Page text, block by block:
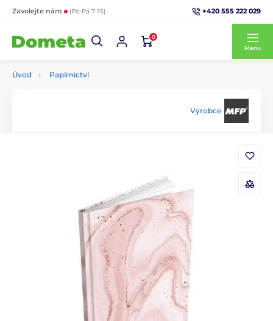
Zavolejte nám (Po-Pá 7-15) +420 555 222 029
0
Menu
Úvod Papírnictví
Výrobce